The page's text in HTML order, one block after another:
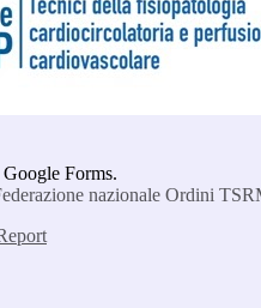
Forms.
nazionale Ordini